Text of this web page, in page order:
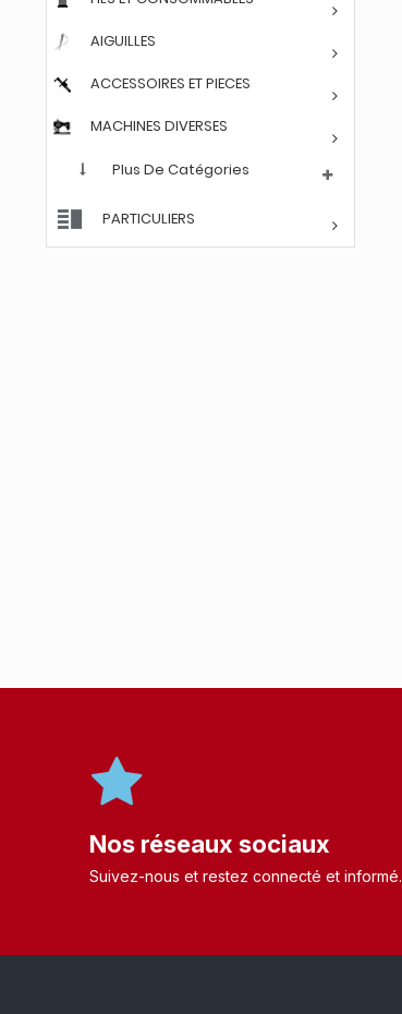
AIGUILLES
ACCESSOIRES ET PIECES
MACHINES DIVERSES
Plus De Catégories
PARTICULIERS
Nos réseaux sociaux
Suivez-nous et restez connecté et informé.​